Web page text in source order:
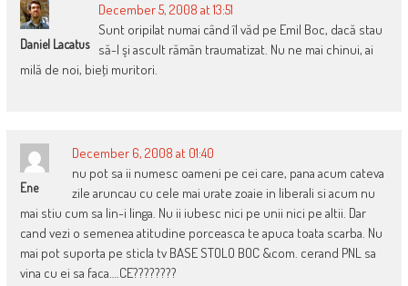
Daniel Lacatus
December 5, 2008 at 13:51
Sunt oripilat numai când îl văd pe Emil Boc, dacă stau
să-l şi ascult rămân traumatizat. Nu ne mai chinui, ai
milă de noi, bieţi muritori.
Ene
December 6, 2008 at 01:40
nu pot sa ii numesc oameni pe cei care, pana acum cateva
zile aruncau cu cele mai urate zoaie in liberali si acum nu
mai stiu cum sa lin-i linga. Nu ii iubesc nici pe unii nici pe altii. Dar
cand vezi o semenea atitudine porceasca te apuca toata scarba. Nu
mai pot suporta pe sticla tv BASE STOLO BOC &com. cerand PNL sa
vina cu ei sa faca….CE????????